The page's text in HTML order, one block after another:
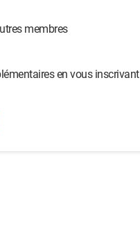
membres
en vous inscrivant